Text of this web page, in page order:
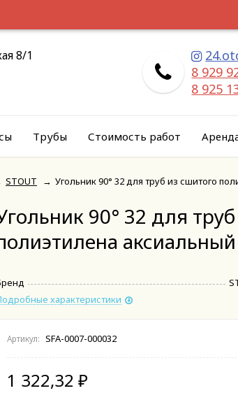
8/1
8 929
8 925
Трубы Стоимость работ
STOUT → Угольник 90° 32 для труб из сшитого
90° 32 для
аксиальный
характеристики
Артикул: SFA-0007-000032
1 322,32 ₽